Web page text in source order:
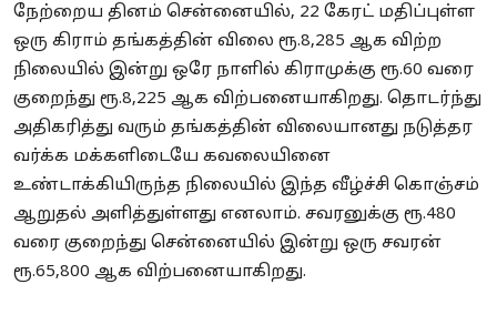
நேற்றைய தினம் சென்னையில், 22 கேரட் மதிப்புள்ள
ஒரு கிராம் தங்கத்தின் விலை ரூ.8,285 ஆக விற்ற
நிலையில் இன்று ஒரே நாளில் கிராமுக்கு ரூ.60 வரை
குறைந்து ரூ.8,225 ஆக விற்பனையாகிறது. தொடர்ந்து
அதிகரித்து வரும் தங்கத்தின் விலையானது நடுத்தர
வர்க்க மக்களிடையே கவலையினை
உண்டாக்கியிருந்த நிலையில் இந்த வீழ்ச்சி கொஞ்சம்
ஆறுதல் அளித்துள்ளது எனலாம். சவரனுக்கு ரூ.480
வரை குறைந்து சென்னையில் இன்று ஒரு சவரன்
ரூ.65,800 ஆக விற்பனையாகிறது.